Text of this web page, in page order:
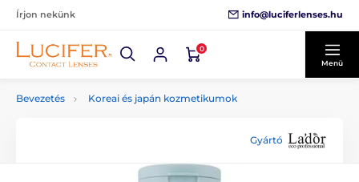
Írjon nekünk info@luciferlenses.hu
0
Menü
Bevezetés Koreai és japán kozmetikumok
Gyártó